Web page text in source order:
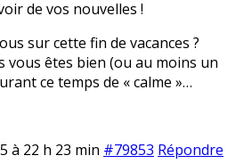
de vos nouvelles !
sur cette fin de vacances ?
vous êtes bien (ou au moins un
ce temps de « calme »…
à 22 h 23 min #79853 Répondre